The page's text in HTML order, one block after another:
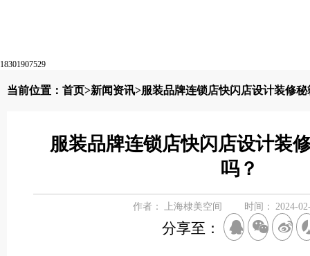
18301907529
当前位置： 首页>新闻资讯>服装品牌连锁店快闪店设计装修秘
服装品牌连锁店快闪店设计装
吗？
作者： 上海棣美空间 时间： 2024-
分享至：